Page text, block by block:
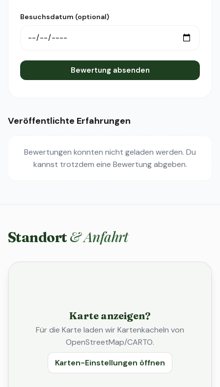
Besuchsdatum (optional)
Bewertung absenden
Veröffentlichte Erfahrungen
Bewertungen konnten nicht geladen werden. Du
kannst trotzdem eine Bewertung abgeben.
Standort & Anfahrt
Karte anzeigen?
Für die Karte laden wir Kartenkacheln von
OpenStreetMap/CARTO.
Karten-Einstellungen öffnen